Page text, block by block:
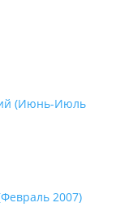
(Июнь-Июль
2007)